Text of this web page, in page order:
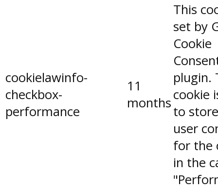
cookielawinfo-
checkbox-
performance
11
months
This
set by
Cookie
plugin.
cookie
to
user
for the
in the